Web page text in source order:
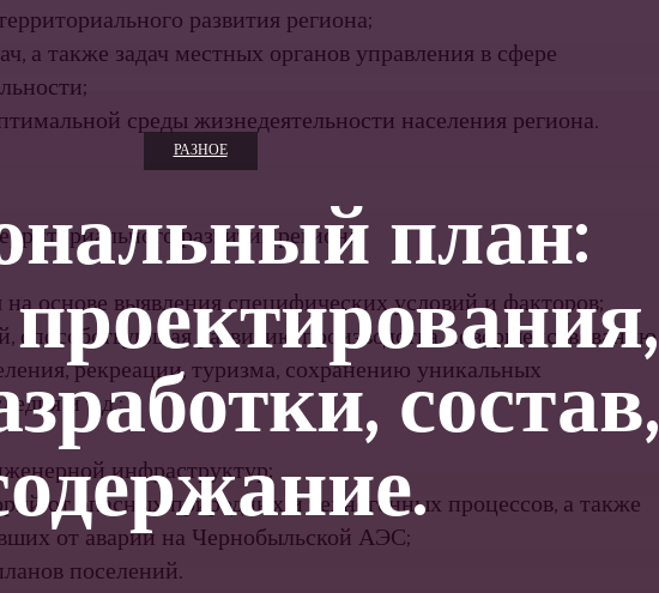
РАЗНОЕ
план:
состав,
развития региона;
а также задач местных органов управления в сфере
среды жизнедеятельности населения региона.
развития региона;
основе выявления специфических условий и факторов;
способствующая развитию производства, совершенствованию
рекреации, туризма, со­хранению уникальных
и т.д.;
инфраструктур;
от опасных природных и техногенных про­цессов, а также
от аварии на Чернобыльской АЭС;
поселений.